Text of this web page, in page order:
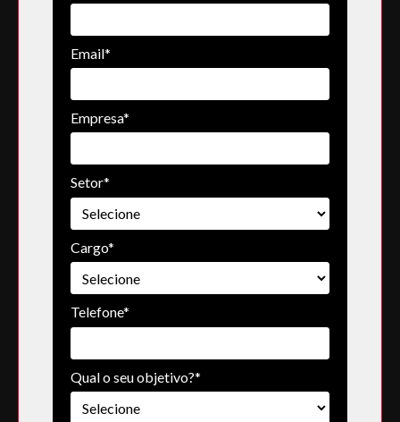
Email*
Empresa*
Setor*
Cargo*
Telefone*
Qual o seu objetivo?*